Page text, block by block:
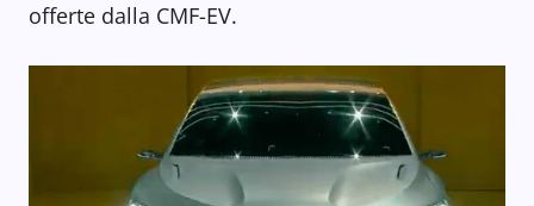
offerte dalla CMF-EV.